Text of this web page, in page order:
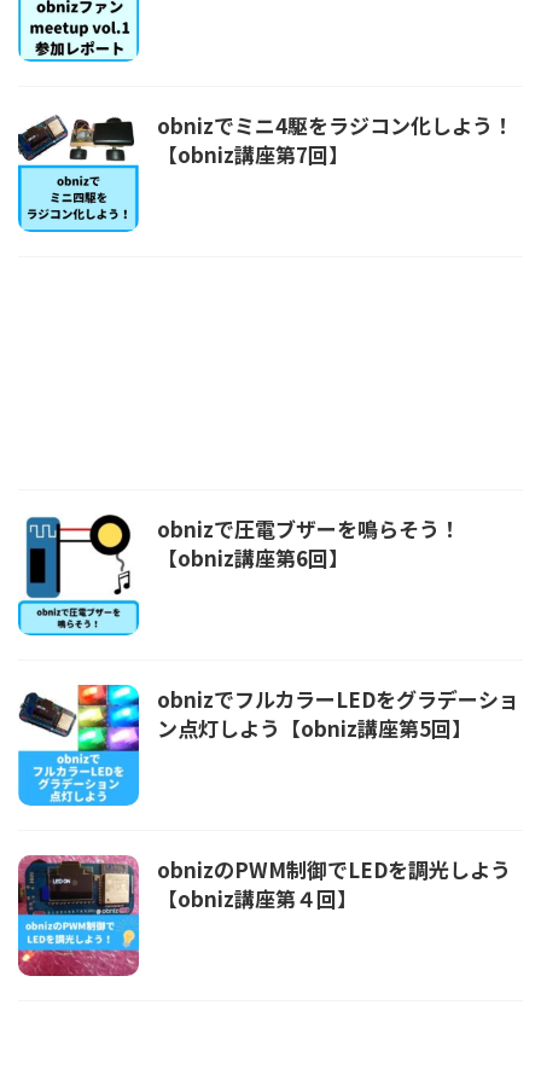
obnizでミニ4駆をラジコン化しよう！
【obniz講座第7回】
obnizで圧電ブザーを鳴らそう！
【obniz講座第6回】
obnizでフルカラーLEDをグラデーショ
ン点灯しよう【obniz講座第5回】
obnizのPWM制御でLEDを調光しよう
【obniz講座第４回】